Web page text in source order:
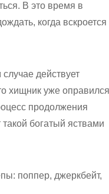
В это время в
когда вскроется
действует
хищник уже оправился
продолжения
богатый яствами
поппер, джеркбейт,